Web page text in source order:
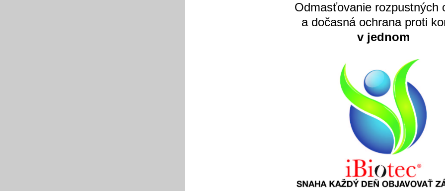
Odmasťovanie rozpustných
a dočasná ochrana proti
v jednom